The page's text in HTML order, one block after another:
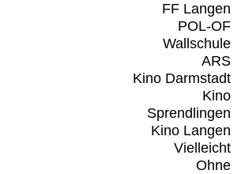
FF Langen
POL-OF
Wallschule
ARS
Kino Darmstadt
Kino
Sprendlingen
Kino Langen
Vielleicht
Ohne